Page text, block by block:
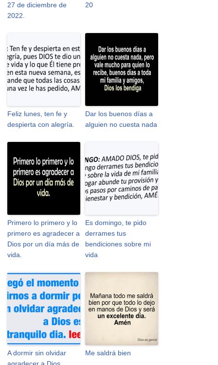
27 de diciembre de
2022.
20
Feliz lunes, ten fe y
despierta con alegría.
Dar los buenos días a
alguien no cuesta nada
Primero lo primero y lo
primero es agradecer a
Dios por un día más de
vida.
Es domingo, te pido
derrames tus
bendiciones sobre mi
vida
A dormir sin olvidar
agradecer a Dios
Me saldrá bien